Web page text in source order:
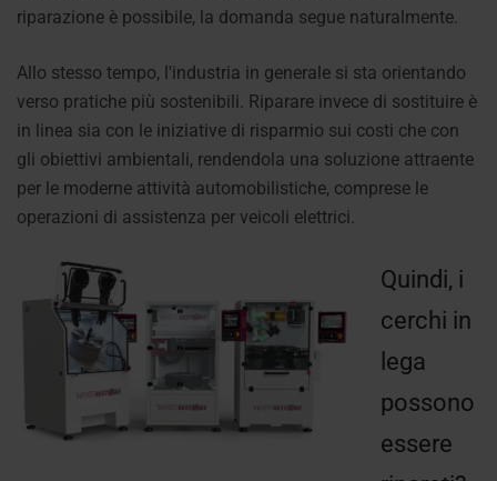
riparazione è possibile, la domanda segue naturalmente.
Allo stesso tempo, l'industria in generale si sta orientando
verso pratiche più sostenibili. Riparare invece di sostituire è
in linea sia con le iniziative di risparmio sui costi che con
gli obiettivi ambientali, rendendola una soluzione attraente
per le moderne attività automobilistiche, comprese le
operazioni di assistenza per veicoli elettrici.
Quindi, i
cerchi in
lega
possono
essere